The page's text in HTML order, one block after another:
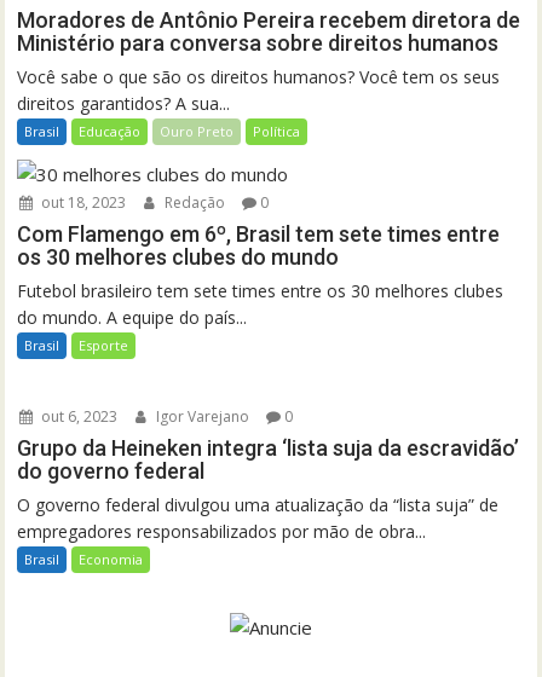
Moradores de Antônio Pereira recebem diretora de
Ministério para conversa sobre direitos humanos
Você sabe o que são os direitos humanos? Você tem os seus
direitos garantidos? A sua...
Brasil Educação Ouro Preto Política
out 18, 2023 Redação 0
Com Flamengo em 6º, Brasil tem sete times entre
os 30 melhores clubes do mundo
Futebol brasileiro tem sete times entre os 30 melhores clubes
do mundo. A equipe do país...
Brasil Esporte
out 6, 2023 Igor Varejano 0
Grupo da Heineken integra ‘lista suja da escravidão’
do governo federal
O governo federal divulgou uma atualização da “lista suja” de
empregadores responsabilizados por mão de obra...
Brasil Economia